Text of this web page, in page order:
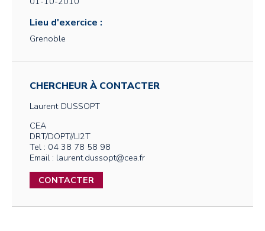
Lieu d'exercice :
Grenoble
CHERCHEUR À CONTACTER
Laurent DUSSOPT
CEA
DRT/DOPT//LI2T
Tel : 04 38 78 58 98
Email : laurent.dussopt@cea.fr
CONTACTER